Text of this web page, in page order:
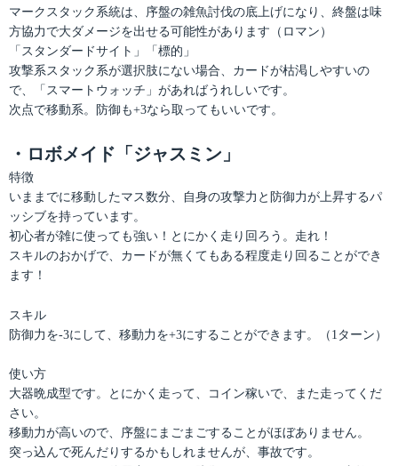
マークスタック系統は、序盤の雑魚討伐の底上げになり、終盤は味
方協力で大ダメージを出せる可能性があります（ロマン）
「スタンダードサイト」「標的」
攻撃系スタック系が選択肢にない場合、カードが枯渇しやすいの
で、「スマートウォッチ」があればうれしいです。
次点で移動系。防御も+3なら取ってもいいです。
・ロボメイド「ジャスミン」
特徴
いままでに移動したマス数分、自身の攻撃力と防御力が上昇するパ
ッシブを持っています。
初心者が雑に使っても強い！とにかく走り回ろう。走れ！
スキルのおかげで、カードが無くてもある程度走り回ることができ
ます！
スキル
防御力を-3にして、移動力を+3にすることができます。（1ターン）
使い方
大器晩成型です。とにかく走って、コイン稼いで、また走ってくだ
さい。
移動力が高いので、序盤にまごまごすることがほぼありません。
突っ込んで死んだりするかもしれませんが、事故です。